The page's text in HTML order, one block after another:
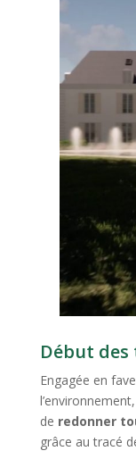
Début
Engagée en
de redonner
grâce au tracé